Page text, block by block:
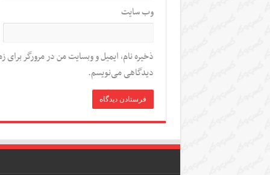
وب‌ سایت
ذخیره نام، ایمیل و وبسایت من در مرورگر برای
دیدگاهی می‌نویسم.